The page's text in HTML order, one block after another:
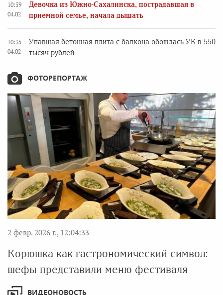
10:59
04.02
Девочка из Южно-Сахалинска, пострадавшая в
приемной семье, начала дышать
10:35
04.02
Упавшая бетонная плита с балкона обошлась УК в 550
тысяч рублей
ФОТОРЕПОРТАЖ
2 февр. 2026 г., 12:04:33
Корюшка как гастрономический символ:
шефы представили меню фестиваля
ВИДЕОНОВОСТЬ